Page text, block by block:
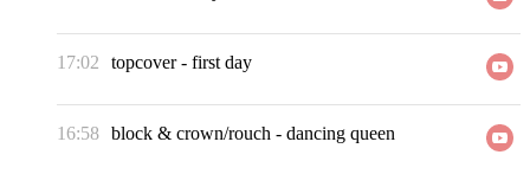
17:02 topcover- first day
16:58 block & crown/rouch - dancing queen